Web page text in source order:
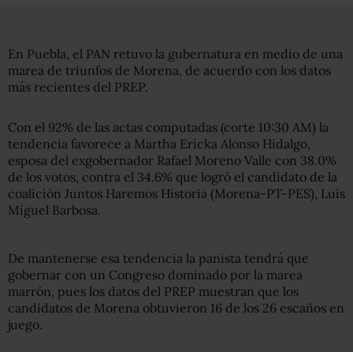
En Puebla, el PAN retuvo la gubernatura en medio de una
marea de triunfos de Morena, de acuerdo con los datos
más recientes del PREP.
Con el 92% de las actas computadas (corte 10:30 AM) la
tendencia favorece a Martha Ericka Alonso Hidalgo,
esposa del exgobernador Rafael Moreno Valle con 38.0%
de los votos, contra el 34.6% que logró el candidato de la
coalición Juntos Haremos Historia (Morena-PT-PES), Luis
Miguel Barbosa.
De mantenerse esa tendencia la panista tendrá que
gobernar con un Congreso dominado por la marea
marrón, pues los datos del PREP muestran que los
candidatos de Morena obtuvieron 16 de los 26 escaños en
juego.